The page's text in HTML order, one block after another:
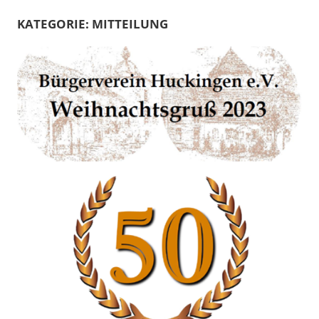
KATEGORIE: MITTEILUNG